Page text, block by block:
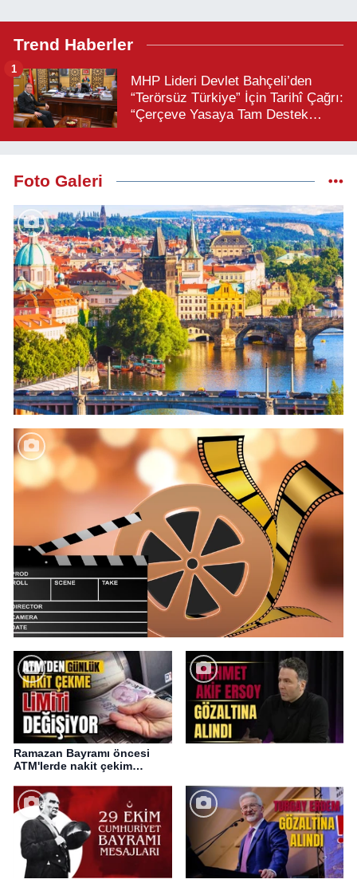
Trend Haberler
MHP Lideri Devlet Bahçeli’den
“Terörsüz Türkiye” İçin Tarihî Çağrı:
“Çerçeve Yasaya Tam Destek
1
Foto Galeri
Ramazan Bayramı öncesi
ATM'lerde nakit çekim